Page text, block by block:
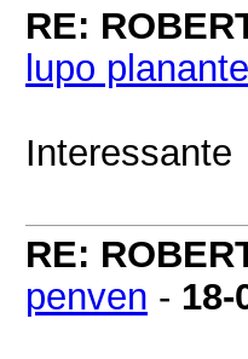
RE:
lupo planante
Interessante
RE:
penven - 18-